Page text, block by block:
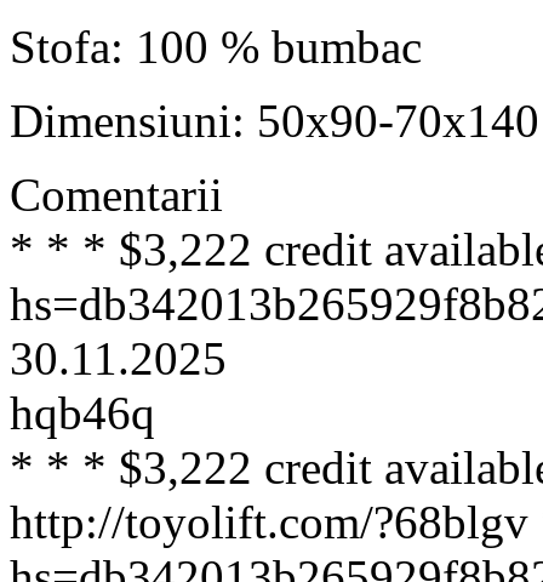
Stofa: 100 % bumbac
Dimensiuni: 50x90-
Comentarii
* * * $3,222 credit
30.11.2025
hqb46q
* * * $3,222 credit
http://toyolift.com/